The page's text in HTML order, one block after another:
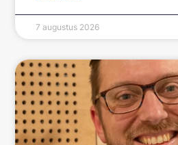
7 augustus 2026